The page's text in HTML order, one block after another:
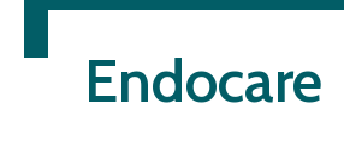
Endocare